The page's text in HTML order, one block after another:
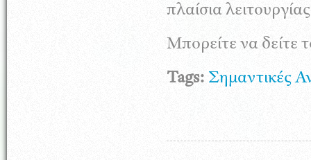
πλαίσια
Μπορείτε να
Tags: Σημαντικές